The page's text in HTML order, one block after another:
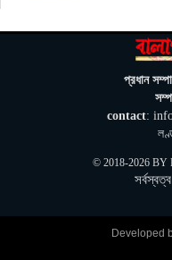
ঘনিষ্ঠদের আপত্তিতে
মিথ্যা ও বানোয়াট
প্রধান
contact:
© 2018-2026 BY
Developed